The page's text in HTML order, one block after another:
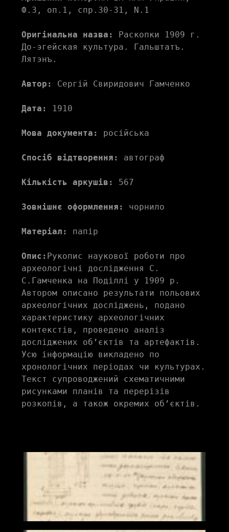
Ф.3, оп.1, спр.30-31, N.1
Оригінальна назва:
Раскопки 1909 г.
До-эгейская культура. Гальштатъ.
Лятэнъ.
Автор: Сергій Свиридович Гамченко
Дата: 1910
Мова документа: російська
Спосіб відтворення: автограф
Кількість аркушів: 567
Зовнішнє оформлення: чорнило
Матеріал: папір
Опис: Рукопис наукової роботи про
археологічні дослідження С.
С.Гамченка на Поділлі у 1909 р.
Автором описано результати польових
археологічних досліджень, подано
характеристику археологічних
контекстів, проведено аналіз
досліджених об’єктів та артефактів.
Усю інформацію викладено по
хронологічних періодах чи культурах.
Текст супроводжений схематичними
рисунками планів та перерізів